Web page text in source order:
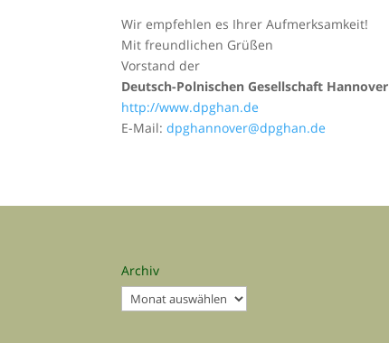
Wir empfehlen es Ihrer Aufmerksamkeit!
Mit freundlichen Grüßen
Vorstand der
Deutsch-Polnischen Gesellschaft Hannover
http://www.dpghan.de
E-Mail:dpghannover@dpghan.de
Archiv
Archiv